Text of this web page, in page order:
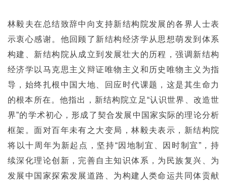
林毅夫在总结致辞中向支持新结构院发展的各界人士表
示衷心感谢。他回顾了新结构经济学从思想萌发到体系
构建、新结构院从成立到发展壮大的历程，强调新结构
经济学以马克思主义辩证唯物主义和历史唯物主义为指
导，始终扎根中国大地、回应时代课题，这是其生命力
的根本所在。他指出，新结构院立足“认识世界、改造世
界”的学术初心，形成了契合发展中国家实际的理论分析
框架。面对百年未有之大变局，林毅夫表示，新结构院
将以十周年为新起点，坚持“因地制宜、因时制宜”，持
续深化理论创新，完善自主知识体系，为民族复兴、为
发展中国家探索发展道路、为构建人类命运共同体贡献